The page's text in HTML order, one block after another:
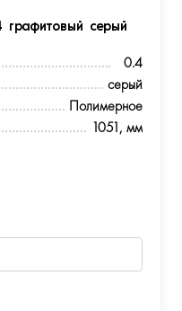
серый
0.4
серый
Полимерное
1051, мм